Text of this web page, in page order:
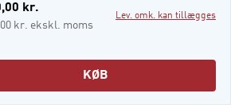
kr.
kr. ekskl. moms
Lev. omk. kan tillægges
KØB